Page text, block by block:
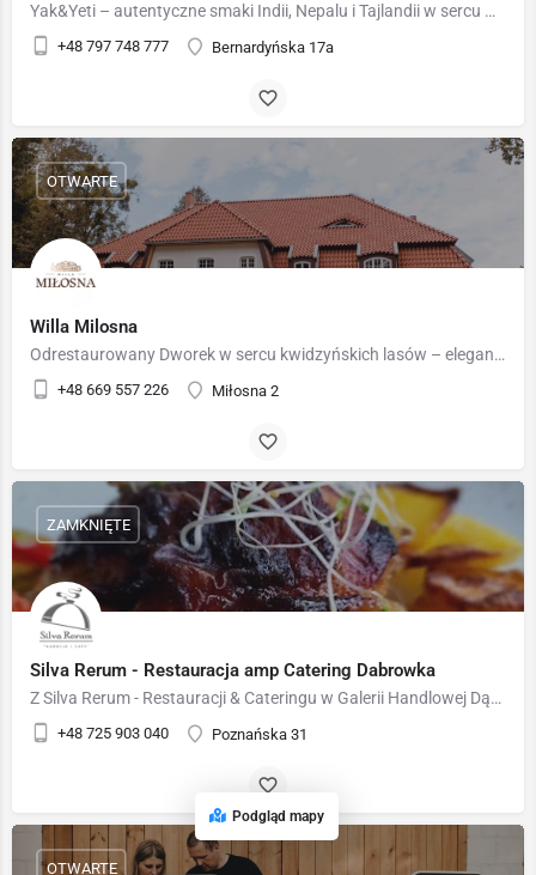
Yak&Yeti – autentyczne smaki Indii, Nepalu i Tajlandii w sercu Warszawy 🍛✨ Yak&Yeti to wyjątkowa…
+48 797 748 777 Bernardyńska 17a
Willa Milosna
Odrestaurowany Dworek w sercu kwidzyńskich lasów – elegancja i komfort w otoczeniu przyrody 🌲🏰 Nasz dworek…
+48 669 557 226 Miłosna 2
OTWARTE
Silva Rerum - Restauracja amp Catering Dabrowka
Z Silva Rerum - Restauracji & Cateringu w Galerii Handlowej Dąbrówka, odkryjesz kulinarne przyjemności w…
+48 725 903 040 Poznańska 31
ZAMKNIĘTE
OTWARTE
Podgląd mapy